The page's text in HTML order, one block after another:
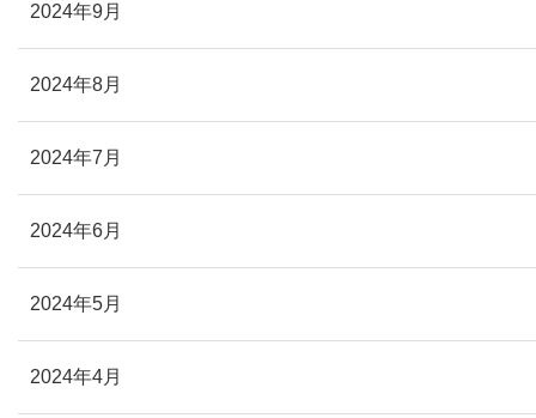
2024年9月
2024年8月
2024年7月
2024年6月
2024年5月
2024年4月